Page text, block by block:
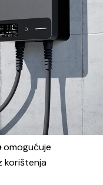
omogućuje
korištenja